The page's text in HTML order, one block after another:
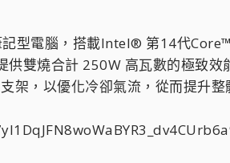
型電腦，搭載Intel® 第14代
雙燒合計 250W 高瓦數的極致
架，以優化冷卻氣流，從而提升整